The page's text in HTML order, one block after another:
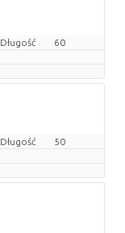
Długość
60
Długość
50